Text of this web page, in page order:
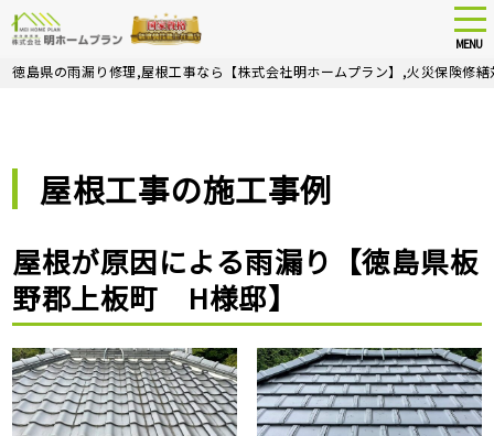
Skip
MENU
徳島県の雨漏り修理,屋根工事なら【株式会社明ホームプラン】,火災保険修繕
屋根工事の施工事例
屋根が原因による雨漏り【徳島県板
野郡上板町 H様邸】